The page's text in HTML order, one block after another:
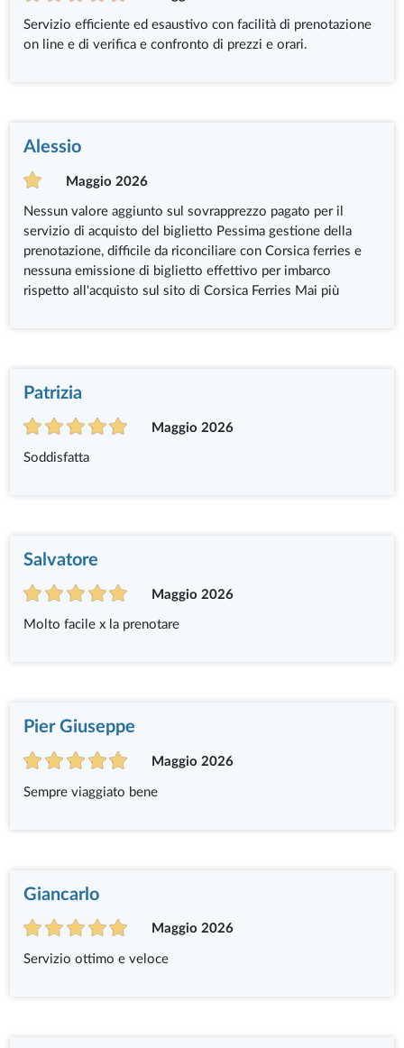
Servizio efficiente ed esaustivo con facilità di prenotazione
on line e di verifica e confronto di prezzi e orari.
Alessio
Maggio 2026
Nessun valore aggiunto sul sovrapprezzo pagato per il
servizio di acquisto del biglietto Pessima gestione della
prenotazione, difficile da riconciliare con Corsica ferries e
nessuna emissione di biglietto effettivo per imbarco
rispetto all'acquisto sul sito di Corsica Ferries Mai più
Patrizia
Maggio 2026
Soddisfatta
Salvatore
Maggio 2026
Molto facile x la prenotare
Pier Giuseppe
Maggio 2026
Sempre viaggiato bene
Giancarlo
Maggio 2026
Servizio ottimo e veloce